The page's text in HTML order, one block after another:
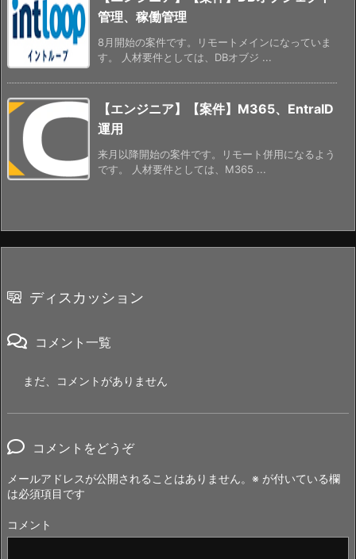
管理、稼働管理
8月開始の案件です。リモートメインになっていま
す。 人材要件としては、DBオブジ ...
【エンジニア】【案件】M365、EntraID
運用
来月以降開始の案件です。リモート併用になるよう
です。 人材要件としては、M365 ...
ディスカッション
コメント一覧
まだ、コメントがありません
コメントをどうぞ
メールアドレスが公開されることはありません。 ※ が付いている欄
は必須項目です
コメント